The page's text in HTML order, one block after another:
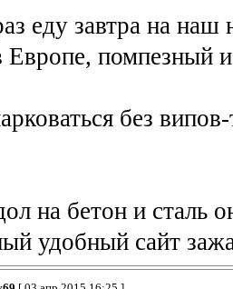
еду завтра на
помпезный
без
на бетон и сталь
удобный сайт